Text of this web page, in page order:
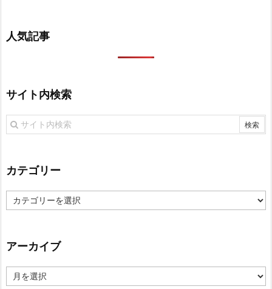
人気記事
サイト内検索
カテゴリー
テ
ー
アーカイブ
ー